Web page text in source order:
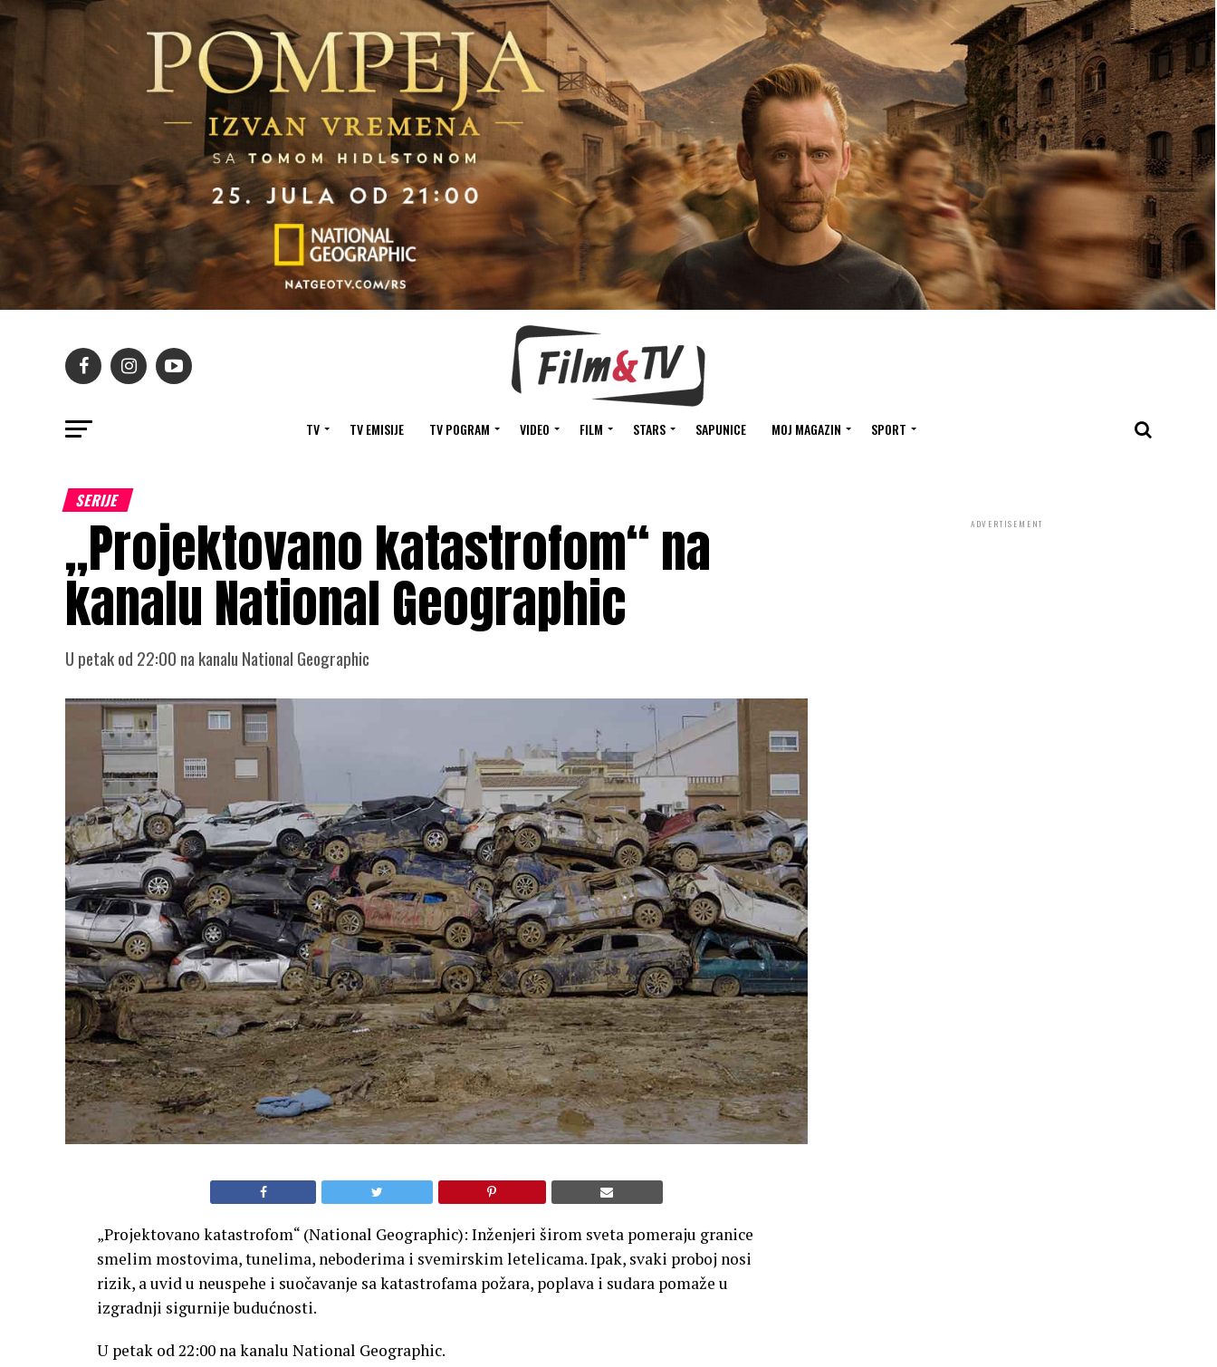
TV TV EMISIJE TV POGRAM VIDEO FILM STARS SAPUNICE MOJ MAGAZIN SPORT
SERIJE
„Projektovano katastrofom“ na
kanalu National Geographic
U petak od 22:00 na kanalu National Geographic
„Projektovano katastrofom“ (National Geographic): Inženjeri širom sveta pomeraju granice
smelim mostovima, tunelima, neboderima i svemirskim letelicama. Ipak, svaki proboj nosi
rizik, a uvid u neuspehe i suočavanje sa katastrofama požara, poplava i sudara pomaže u
izgradnji sigurnije budućnosti.
U petak od 22:00 na kanalu National Geographic.
ADVERTISEMENT